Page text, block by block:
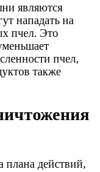
являются
нападать на
пчел. Это
пчел,
также
плана действий,